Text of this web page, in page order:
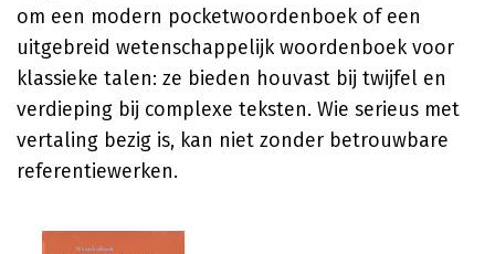
om een modern pocketwoordenboek of een
uitgebreid wetenschappelijk woordenboek voor
klassieke talen: ze bieden houvast bij twijfel en
verdieping bij complexe teksten. Wie serieus met
vertaling bezig is, kan niet zonder betrouwbare
referentiewerken.